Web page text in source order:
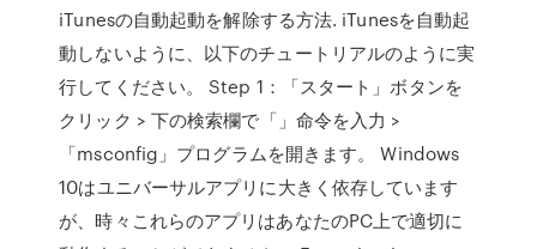
iTunesの自動起動を解除する方法. iTunesを自動起
動しないように、以下のチュートリアルのように実
行してください。 Step 1：「スタート」ボタンを
クリック > 下の検索欄で「」命令を入力 >
「msconfig」プログラムを開きます。 Windows
10はユニバーサルアプリに大きく依存しています
が、時々これらのアプリはあなたのPC上で適切に